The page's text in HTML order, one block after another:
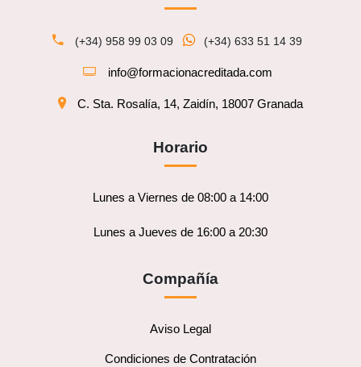
(+34) 958 99 03 09 (+34) 633 51 14 39
info@formacionacreditada.com
C. Sta. Rosalía, 14, Zaidín, 18007 Granada
Horario
Lunes a Viernes de 08:00 a 14:00
Lunes a Jueves de 16:00 a 20:30
Compañía
Aviso Legal
Condiciones de Contratación